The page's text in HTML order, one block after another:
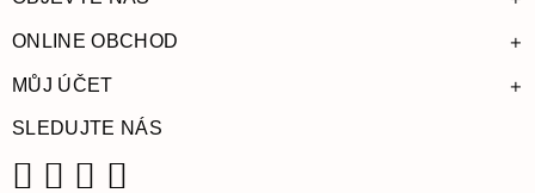
ONLINE OBCHOD +
MŮJ ÚČET +
SLEDUJTE NÁS